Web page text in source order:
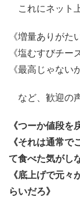
これにネット
《増量ありが
《塩むすびチー
《最高じゃない
など、歓迎の
《つーか値段を
《それは通常
て食べた気がし
《底上げで元
らいだろ》